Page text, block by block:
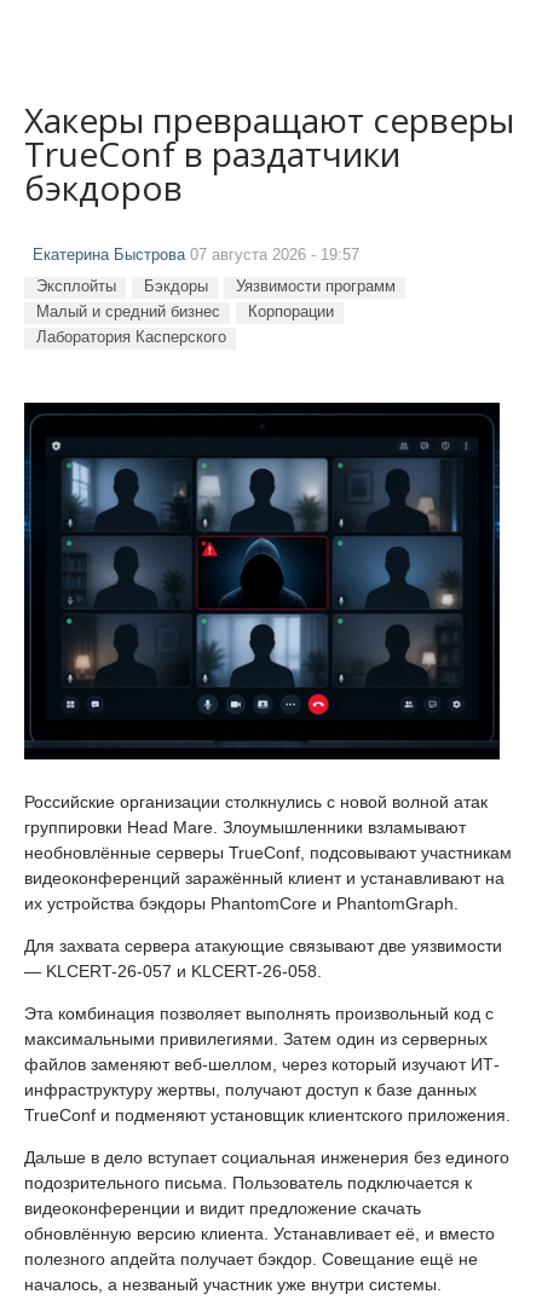
Хакеры превращают серверы
TrueConf в раздатчики
бэкдоров
Екатерина Быстрова 07 августа 2026 - 19:57
Эксплойты Бэкдоры
Уязвимости программ
Малый и средний бизнес
Корпорации
Лаборатория Касперского
Российские организации столкнулись с новой волной атак
группировки Head Mare. Злоумышленники взламывают
необновлённые серверы TrueConf, подсовывают участникам
видеоконференций заражённый клиент и устанавливают на
их устройства бэкдоры PhantomCore и PhantomGraph.
Для захвата сервера атакующие связывают две уязвимости
— KLCERT-26-057 и KLCERT-26-058.
Эта комбинация позволяет выполнять произвольный код с
максимальными привилегиями. Затем один из серверных
файлов заменяют веб-шеллом, через который изучают ИТ-
инфраструктуру жертвы, получают доступ к базе данных
TrueConf и подменяют установщик клиентского приложения.
Дальше в дело вступает социальная инженерия без единого
подозрительного письма. Пользователь подключается к
видеоконференции и видит предложение скачать
обновлённую версию клиента. Устанавливает её, и вместо
полезного апдейта получает бэкдор. Совещание ещё не
началось, а незваный участник уже внутри системы.